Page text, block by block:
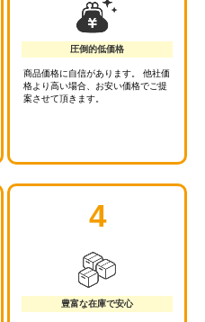
圧倒的低価格
商品価格に自信があります。 他社価
格より高い場合、お安い価格でご提
案させて頂きます。
4
豊富な在庫で安心